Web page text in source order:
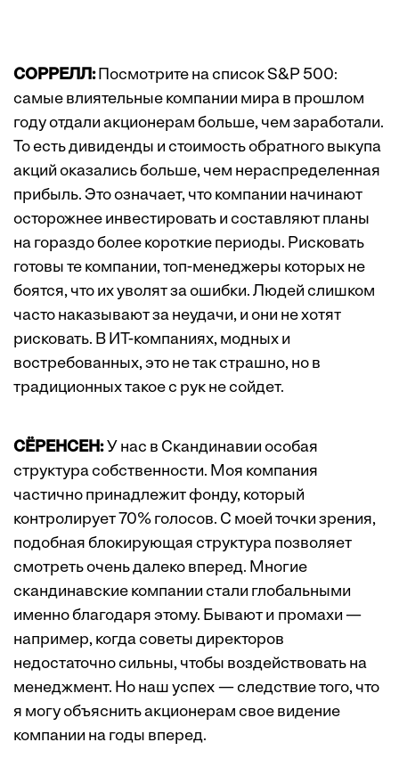
СОРРЕЛЛ:Посмотрите на список S&P 500:
самые влиятельные компании мира в прошлом
году отдали акционерам больше, чем заработали.
То есть дивиденды и стоимость обратного выкупа
акций оказались больше, чем нераспределенная
прибыль. Это означает, что компании начинают
осторожнее инвестировать и составляют планы
на гораздо более короткие периоды. Рисковать
готовы те компании, топ-менеджеры которых не
боятся, что их уволят за ошибки. Людей слишком
часто наказывают за неудачи, и они не хотят
рисковать. В ИТ-компаниях, модных и
востребованных, это не так страшно, но в
традиционных такое с рук не сойдет.
СЁРЕНСЕН:У нас в Скандинавии особая
структура собственности. Моя компания
частично принадлежит фонду, который
контролирует 70% голосов. С моей точки зрения,
подобная блокирующая структура позволяет
смотреть очень далеко вперед. Многие
скандинавские компании стали глобальными
именно благодаря этому. Бывают и промахи —
например, когда советы директоров
недостаточно сильны, чтобы воздействовать на
менеджмент. Но наш успех — следствие того, что
я могу объяснить акционерам свое видение
компании на годы вперед.